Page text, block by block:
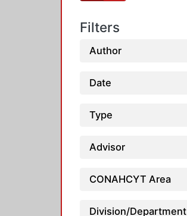
Filters
Author
Date
Type
Advisor
CONAHCYT Area
Division/Department